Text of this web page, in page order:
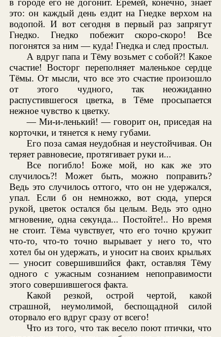
это: он каждый день ездит на Гнедке верхом на
водопой. И вот сегодня в первый раз запрягут
Гнедко. Гнедко побежит скоро-скоро! Все
погонятся за ним — куда! Гнедка и след простыл.
А вдруг папа и Тёму возьмет с собой?! Какое
счастие! Восторг переполняет маленькое сердце
Тёмы. От мысли, что все это счастие произошло
от этого чудного, так неожиданно
распустившегося цветка, в Тёме просыпается
нежное чувство к цветку.
— Ми-и-ленький! — говорит он, приседая на
корточки, и тянется к нему губами.
Его поза самая неудобная и неустойчивая. Он
теряет равновесие, протягивает руки и...
Все погибло! Боже мой, но как же это
случилось?! Может быть, можно поправить?
Ведь это случилось оттого, что он не удержался,
упал. Если б он немножко, вот сюда, уперся
рукой, цветок остался бы целым. Ведь это одно
мгновение, одна секунда... Постойте!.. Но время
не стоит. Тёма чувствует, что его точно кружит
что-то, что-то точно вырывает у него то, что
хотел бы он удержать, и уносит на своих крыльях
— уносит совершившийся факт, оставляя Тёму
одного с ужасным сознанием непоправимости
этого совершившегося факта.
Какой резкой, острой чертой, какой
страшной, неумолимой, беспощадной силой
оторвало его вдруг сразу от всего!
Что из того, что так весело поют птички, что